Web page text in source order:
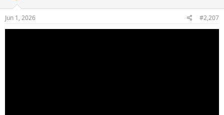
Jun 1, 2026 #2,207